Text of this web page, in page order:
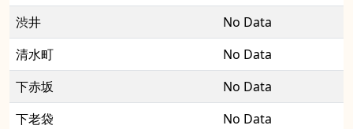
渋井
No Data
清水町
No Data
下赤坂
No Data
下老袋
No Data